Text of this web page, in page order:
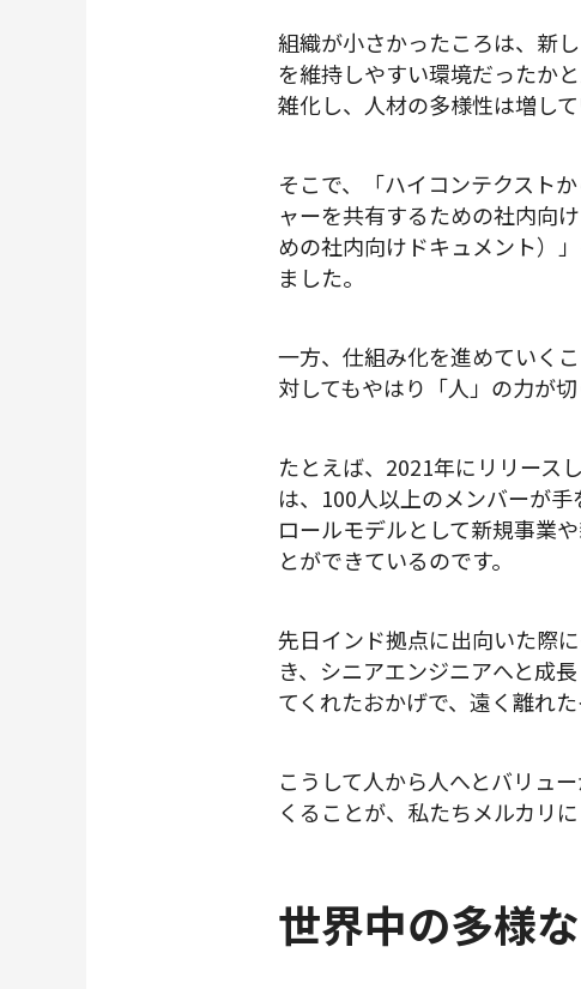
組織が小さかったころは、新
を維持しやすい環境だったか
雑化し、人材の多様性は増し
そこで、「ハイコンテクスト
ャーを共有するための社内向
めの社内向けドキュメント）
ました。
一方、仕組み化を進めていく
対してもやはり「人」の力が
たとえば、2021年にリリース
は、100人以上のメンバーが
ロールモデルとして新規事業
とができているのです。
先日インド拠点に出向いた際
き、シニアエンジニアへと成
てくれたおかげで、遠く離れ
こうして人から人へとバリュ
くることが、私たちメルカリ
世界中の多様